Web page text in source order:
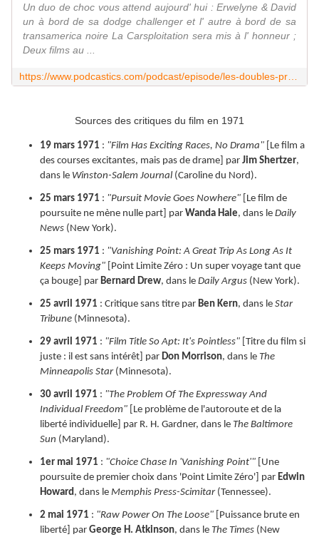
Un duo de choc vous attend aujourd' hui : Erwelyne & David
un à bord de sa dodge challenger et l' autre à bord de sa
transamerica noire La Carsploitation sera mis à l' honneur ;
Deux films au ...
Sources des critiques du film en 1971
19 mars 1971 : "Film Has Exciting Races, No Drama" [Le film a
des courses excitantes, mais pas de drame] par Jim Shertzer,
dans le Winston-Salem Journal (Caroline du Nord).
25 mars 1971 : "Pursuit Movie Goes Nowhere" [Le film de
poursuite ne mène nulle part] par Wanda Hale, dans le Daily
News (New York).
25 mars 1971 : "Vanishing Point: A Great Trip As Long As It
Keeps Moving" [Point Limite Zéro : Un super voyage tant que
ça bouge] par Bernard Drew, dans le Daily Argus (New York).
25 avril 1971 : Critique sans titre par Ben Kern, dans le Star
Tribune (Minnesota).
29 avril 1971 : "Film Title So Apt: It's Pointless" [Titre du film si
juste : il est sans intérêt] par Don Morrison, dans le The
Minneapolis Star(Minnesota).
30 avril 1971 : "The Problem Of The Expressway And
Individual Freedom" [Le problème de l'autoroute et de la
liberté individuelle] par R. H. Gardner, dans le The Baltimore
Sun (Maryland).
1er mai 1971 : "Choice Chase In 'Vanishing Point'" [Une
poursuite de premier choix dans 'Point Limite Zéro'] par Edwin
Howard, dans le Memphis Press-Scimitar(Tennessee).
2 mai 1971 : "Raw Power On The Loose" [Puissance brute en
liberté] par George H. Atkinson, dans le The Times (New